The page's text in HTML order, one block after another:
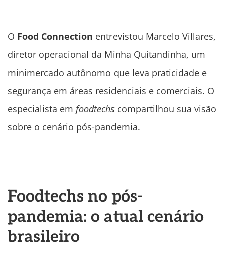
O Food Connection entrevistou Marcelo Villares,
diretor operacional da Minha Quitandinha, um
minimercado autônomo que leva praticidade e
segurança em áreas residenciais e comerciais. O
especialista em foodtechs compartilhou sua visão
sobre o cenário pós-pandemia.
Foodtechs no pós-
pandemia: o atual cenário
brasileiro